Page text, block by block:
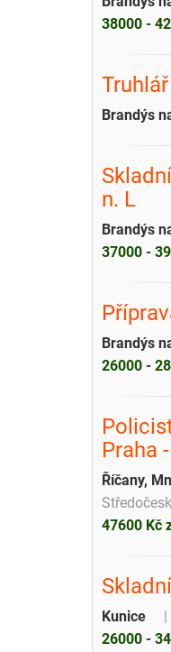
38000 -
Brandýs
n. L
Brandýs
37000 -
Brandýs
26000 -
Praha
Říčany,
47600 Kč
Kunice
26000 -